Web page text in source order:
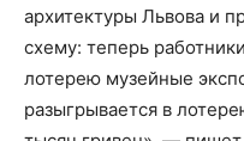
архитектуры Львова и
схему: теперь
лотерею музейные
разыгрывается в